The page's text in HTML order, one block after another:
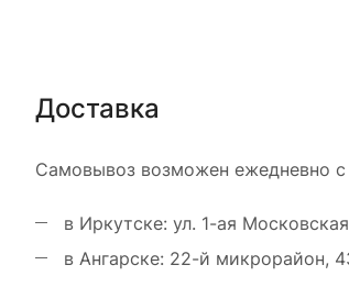
Доставка
Самовывоз возможен ежедневно
в Иркутске: ул. 1-ая
в Ангарске: 22-й микрорайон,